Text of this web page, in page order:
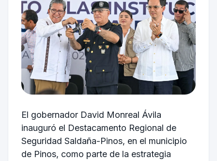
El gobernador David Monreal Ávila
inauguró el Destacamento Regional de
Seguridad Saldaña-Pinos, en el municipio
de Pinos, como parte de la estrategia